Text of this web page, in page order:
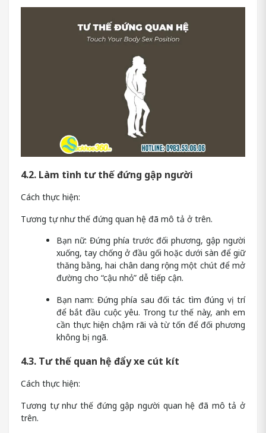
4.2. Làm tình tư thế đứng gập người
Cách thực hiện:
Tương tự như thế đứng quan hệ đã mô tả ở trên.
Bạn nữ: Đứng phía trước đối phương, gập người
xuống, tay chống ở đầu gối hoặc dưới sàn để giữ
thăng bằng, hai chân dang rộng một chút để mở
đường cho “cậu nhỏ” dễ tiếp cận.
Bạn nam: Đứng phía sau đối tác tìm đúng vị trí
để bắt đầu cuộc yêu. Trong tư thế này, anh em
cần thực hiện chậm rãi và từ tốn để đối phương
không bị ngã.
4.3. Tư thế quan hệ đẩy xe cút kít
Cách thực hiện:
Tương tự như thế đứng gập người quan hệ đã mô tả ở
trên.